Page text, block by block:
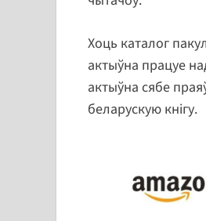
Хоць каталог
актыўна працуе
актыўна сябе
беларускую кнігу.